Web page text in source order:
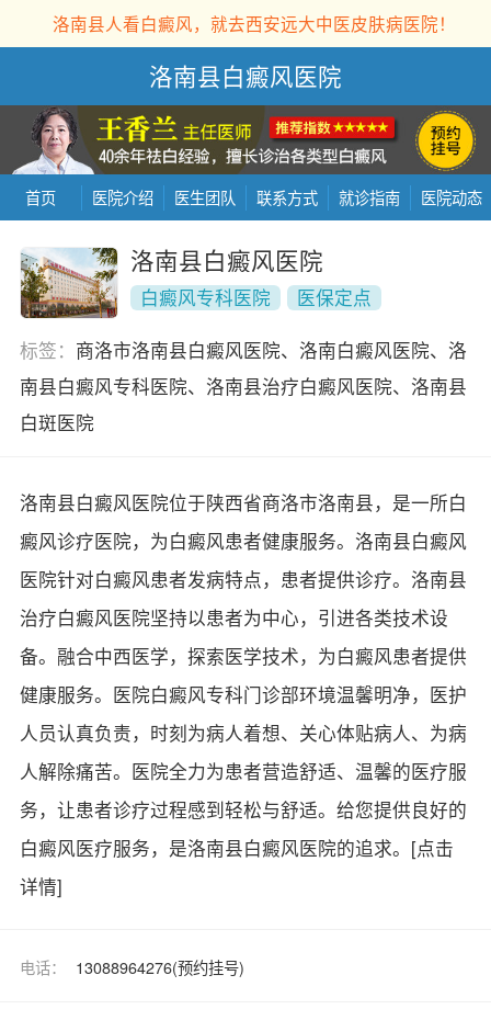
洛南县人看白癜风，就去西安远大中医皮肤病医院！
洛南县白癜风医院
首页 医院介绍 医生团队 联系方式 就诊指南 医院动态
洛南县白癜风医院
白癜风专科医院
医保定点
标签： 商洛市洛南县白癜风医院、洛南白癜风医院、洛
南县白癜风专科医院、洛南县治疗白癜风医院、洛南县
白斑医院
洛南县白癜风医院位于陕西省商洛市洛南县，是一所白
癜风诊疗医院，为白癜风患者健康服务。洛南县白癜风
医院针对白癜风患者发病特点，患者提供诊疗。洛南县
治疗白癜风医院坚持以患者为中心，引进各类技术设
备。融合中西医学，探索医学技术，为白癜风患者提供
健康服务。医院白癜风专科门诊部环境温馨明净，医护
人员认真负责，时刻为病人着想、关心体贴病人、为病
人解除痛苦。医院全力为患者营造舒适、温馨的医疗服
务，让患者诊疗过程感到轻松与舒适。给您提供良好的
白癜风医疗服务，是洛南县白癜风医院的追求。 [点击
详情]
电话： 13088964276(预约挂号)